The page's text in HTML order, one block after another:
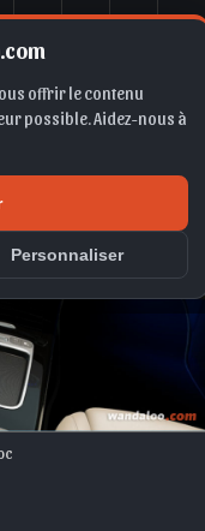
offrir le contenu
possible. Aidez-nous à
Personnaliser